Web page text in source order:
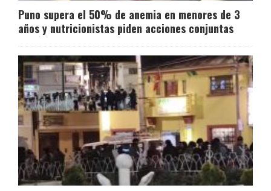
Puno supera el 50% de anemia en menores de 3
años y nutricionistas piden acciones conjuntas